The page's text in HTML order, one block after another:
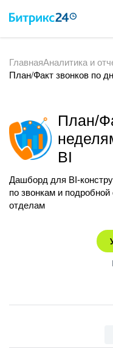
ВОЗМОЖНОСТИ
ИНТЕГРАЦИИ
ВНЕДРЕНИЕ
ПОДДЕРЖКА
ГлавнаяАналитика и
План/Факт звонков по
План/
BI
Дашборд для BI-
по звонкам и подробной
отделам